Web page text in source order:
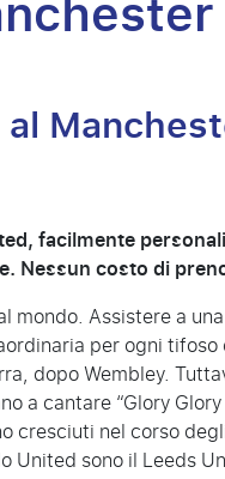
facilmente
Nessun costo di
Assistere a
per ogni
dopo Wembley.
a cantare “Glory
nel corso
sono il Leeds